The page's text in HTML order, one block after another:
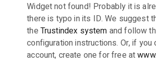
Widget not found! Probably it is
there is typo in its ID. We suggest
the Trustindex system and follow
configuration instructions. Or, if you
account, create one for free at